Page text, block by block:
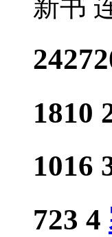
新书
1810
1016
723 4